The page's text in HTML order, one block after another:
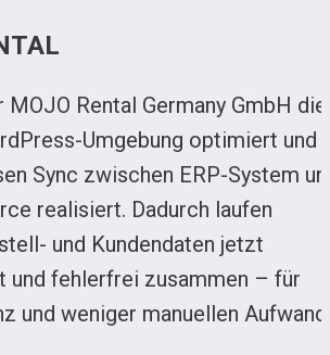
MOJO Rental Germany GmbH die
Umgebung optimiert und
Sync zwischen ERP-System
realisiert. Dadurch laufen
und Kundendaten jetzt
und fehlerfrei zusammen – für
und weniger manuellen